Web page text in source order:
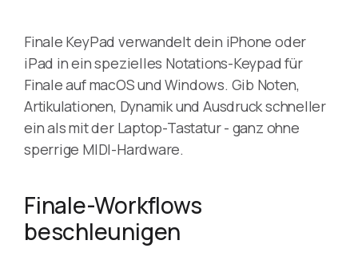
Finale KeyPad verwandelt dein iPhone oder
iPad in ein spezielles Notations-Keypad für
Finale auf macOS und Windows. Gib Noten,
Artikulationen, Dynamik und Ausdruck schneller
ein als mit der Laptop-Tastatur - ganz ohne
sperrige MIDI-Hardware.
Finale-Workflows
beschleunigen